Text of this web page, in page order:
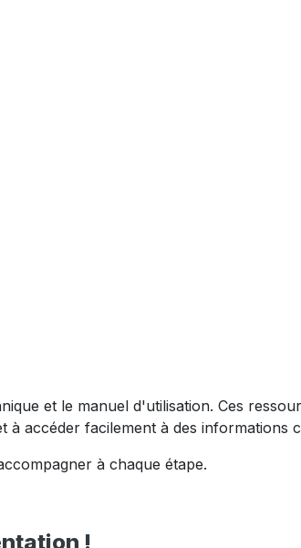
et le manuel d'utilisation. Ces
accéder facilement à des informations
à chaque étape.
!